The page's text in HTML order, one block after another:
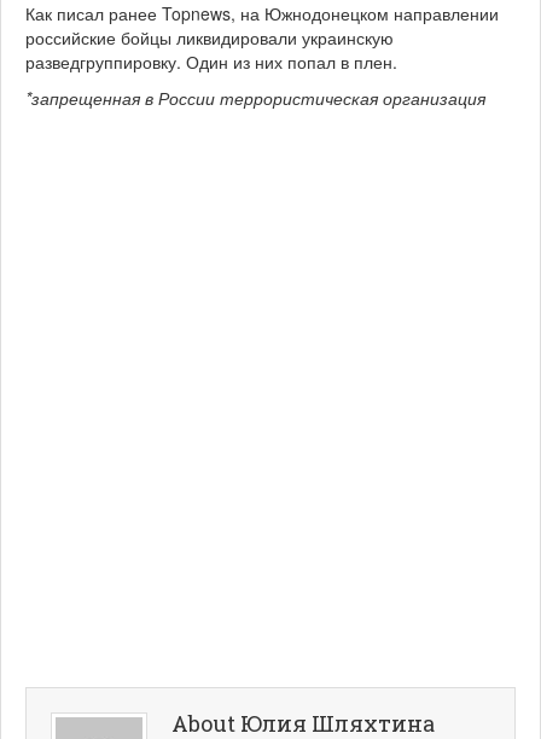
Как писал ранее Topnews, на Южнодонецком направлении
российские бойцы ликвидировали украинскую
разведгруппировку. Один из них попал в плен.
*запрещенная в России террористическая организация
About Юлия Шляхтина